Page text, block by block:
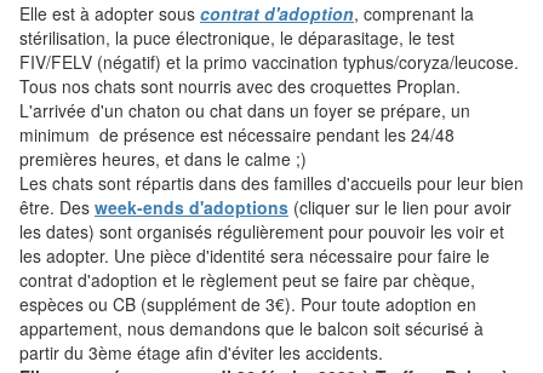
Elle est à adopter sous contrat d'adoption, comprenant la
stérilisation, la puce électronique, le déparasitage, le test
FIV/FELV (négatif) et la primo vaccination typhus/coryza/leucose.
Tous nos chats sont nourris avec des croquettes Proplan.
L'arrivée d'un chaton ou chat dans un foyer se prépare, un
minimum de présence est nécessaire pendant les 24/48
premières heures, et dans le calme ;)
Les chats sont répartis dans des familles d'accueils pour leur bien
être. Des week-ends d'adoptions (cliquer sur le lien pour avoir
les dates) sont organisés régulièrement pour pouvoir les voir et
les adopter. Une pièce d'identité sera nécessaire pour faire le
contrat d'adoption et le règlement peut se faire par chèque,
espèces ou CB (supplément de 3€). Pour toute adoption en
appartement, nous demandons que le balcon soit sécurisé à
partir du 3ème étage afin d'éviter les accidents.